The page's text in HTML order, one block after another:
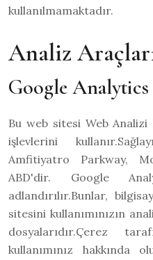
kullanılmamaktadır.
Analiz
Google Analytics
Bu web sitesi Web
işlevlerini
Amfitiyatro Parkway,
ABD'dir. Google
adlandırılır.Bunlar,
sitesini kullanımınızın
dosyalarıdır.Çerez
kullanımınız hakkında